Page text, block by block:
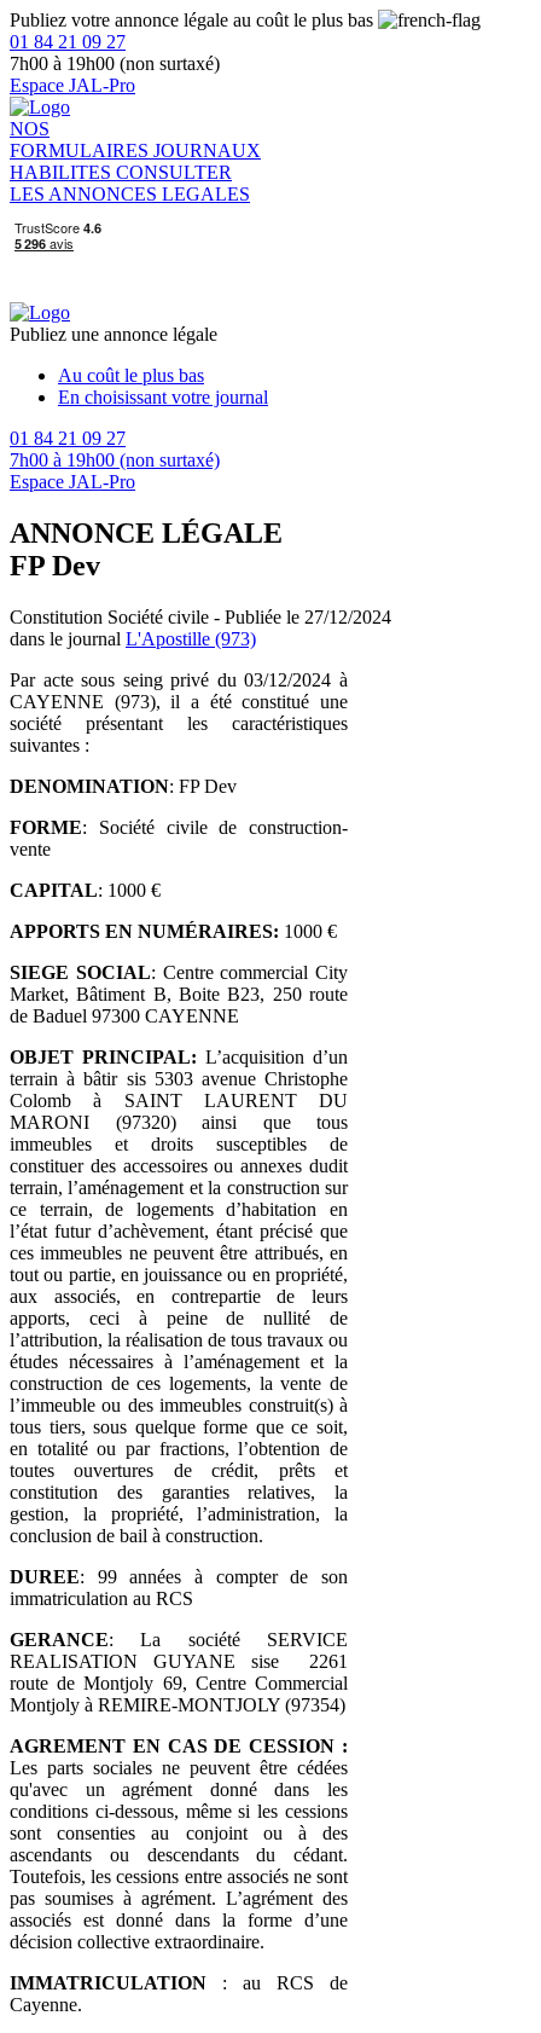
Publiez votre annonce légale au coût le plus bas
01 84 21 09 27
7h00 à 19h00 (non surtaxé)
Espace JAL-Pro
NOS
FORMULAIRES JOURNAUX
HABILITES CONSULTER
LES ANNONCES LEGALES
Publiez une annonce légale
Au coût le plus bas
En choisissant votre journal
01 84 21 09 27
7h00 à 19h00 (non surtaxé)
Espace JAL-Pro
ANNONCE LÉGALE
FP Dev
Constitution Société civile - Publiée le 27/12/2024
dans le journal L'Apostille (973)
Par acte sous seing privé du 03/12/2024 à
CAYENNE (973), il a été constitué une
société présentant les caractéristiques
suivantes :
DENOMINATION: FP Dev
FORME: Société civile de construction-
vente
CAPITAL: 1000 €
APPORTS EN NUMÉRAIRES: 1000 €
SIEGE SOCIAL: Centre commercial City
Market, Bâtiment B, Boite B23, 250 route
de Baduel 97300 CAYENNE
OBJET PRINCIPAL: L’acquisition d’un
terrain à bâtir sis 5303 avenue Christophe
Colomb à SAINT LAURENT DU
MARONI (97320) ainsi que tous
immeubles et droits susceptibles de
constituer des accessoires ou annexes dudit
terrain, l’aménagement et la construction sur
ce terrain, de logements d’habitation en
l’état futur d’achèvement, étant précisé que
ces immeubles ne peuvent être attribués, en
tout ou partie, en jouissance ou en propriété,
aux associés, en contrepartie de leurs
apports, ceci à peine de nullité de
l’attribution, la réalisation de tous travaux ou
études nécessaires à l’aménagement et la
construction de ces logements, la vente de
l’immeuble ou des immeubles construit(s) à
tous tiers, sous quelque forme que ce soit,
en totalité ou par fractions, l’obtention de
toutes ouvertures de crédit, prêts et
constitution des garanties relatives, la
gestion, la propriété, l’administration, la
conclusion de bail à construction.
DUREE: 99 années à compter de son
immatriculation au RCS
GERANCE: La société SERVICE
REALISATION GUYANE sise 2261
route de Montjoly 69, Centre Commercial
Montjoly à REMIRE-MONTJOLY (97354)
AGREMENT EN CAS DE CESSION :
Les parts sociales ne peuvent être cédées
qu'avec un agrément donné dans les
conditions ci-dessous, même si les cessions
sont consenties au conjoint ou à des
ascendants ou descendants du cédant.
Toutefois, les cessions entre associés ne sont
pas soumises à agrément. L’agrément des
associés est donné dans la forme d’une
décision collective extraordinaire.
IMMATRICULATION : au RCS de
Cayenne.